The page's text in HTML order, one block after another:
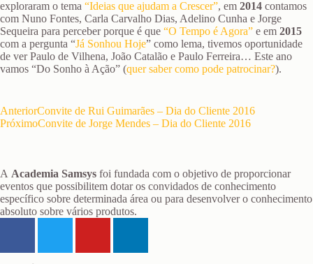
exploraram o tema “Ideias que ajudam a Crescer”, em 2014 contamos
com Nuno Fontes, Carla Carvalho Dias, Adelino Cunha e Jorge
Sequeira para perceber porque é que “O Tempo é Agora” e em 2015
com a pergunta “Já Sonhou Hoje” como lema, tivemos oportunidade
de ver Paulo de Vilhena, João Catalão e Paulo Ferreira… Este ano
vamos “Do Sonho à Ação” (quer saber como pode patrocinar?).
AnteriorConvite de Rui Guimarães – Dia do Cliente 2016
PróximoConvite de Jorge Mendes – Dia do Cliente 2016
A Academia Samsys foi fundada com o objetivo de proporcionar
eventos que possibilitem dotar os convidados de conhecimento
específico sobre determinada área ou para desenvolver o conhecimento
absoluto sobre vários produtos.